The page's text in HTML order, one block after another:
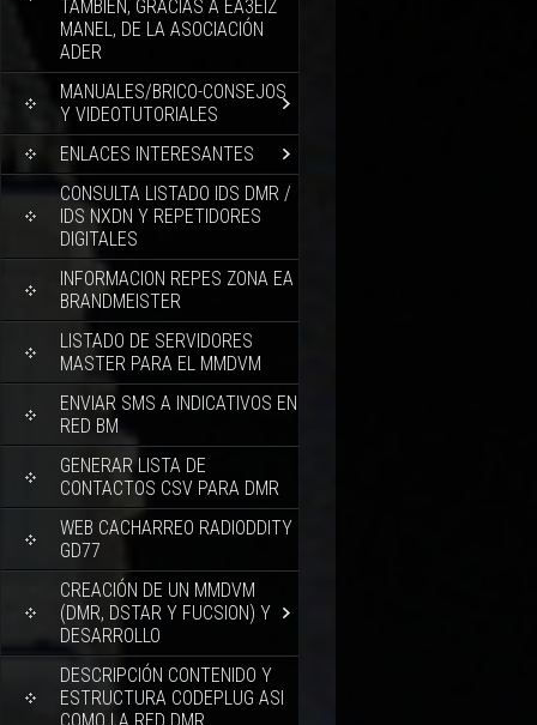
TAMBIEN, GRACIAS A EA3EIZ
MANEL, DE LA ASOCIACIÓN
ADER
MANUALES/BRICO-CONSEJOS
Y VIDEOTUTORIALES
ENLACES INTERESANTES
CONSULTA LISTADO IDS DMR /
IDS NXDN Y REPETIDORES
DIGITALES
INFORMACION REPES ZONA EA
BRANDMEISTER
LISTADO DE SERVIDORES
MASTER PARA EL MMDVM
ENVIAR SMS A INDICATIVOS EN
RED BM
GENERAR LISTA DE
CONTACTOS CSV PARA DMR
WEB CACHARREO RADIODDITY
GD77
CREACIÓN DE UN MMDVM
(DMR, DSTAR Y FUCSION) Y
DESARROLLO
DESCRIPCIÓN CONTENIDO Y
ESTRUCTURA CODEPLUG ASI
COMO LA RED DMR